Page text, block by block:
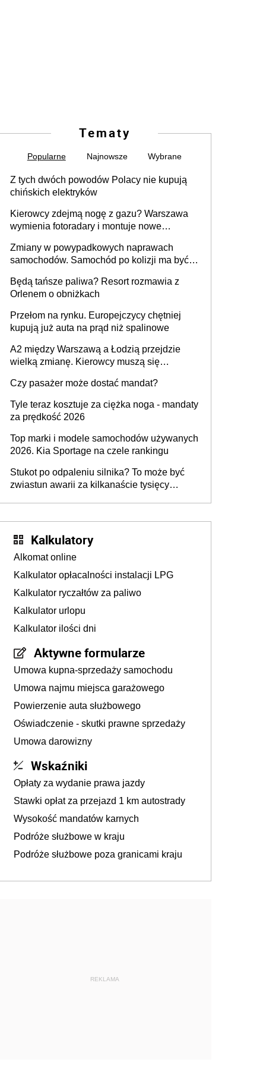
Tematy
Popularne Najnowsze Wybrane
Z tych dwóch powodów Polacy nie kupują
chińskich elektryków
Kierowcy zdejmą nogę z gazu? Warszawa
wymienia fotoradary i montuje nowe
Zmiany w powypadkowych naprawach
samochodów. Samochód po kolizji ma być
technologią producenta
Będą tańsze paliwa? Resort rozmawia z
Orlenem o obniżkach
Przełom na rynku. Europejczycy chętniej
kupują już auta na prąd niż spalinowe
A2 między Warszawą a Łodzią przejdzie
wielką zmianę. Kierowcy muszą się
Czy pasażer może dostać mandat?
Tyle teraz kosztuje za ciężka noga - mandaty
za prędkość 2026
Top marki i modele samochodów używanych
2026. Kia Sportage na czele rankingu
Stukot po odpaleniu silnika? To może być
zwiastun awarii za kilkanaście tysięcy
Kalkulatory
Alkomat online
Kalkulator opłacalności instalacji LPG
Kalkulator ryczałtów za paliwo
Kalkulator urlopu
Kalkulator ilości dni
Aktywne formularze
Umowa kupna-sprzedaży samochodu
Umowa najmu miejsca garażowego
Powierzenie auta służbowego
Oświadczenie - skutki prawne sprzedaży
Umowa darowizny
Wskaźniki
Opłaty za wydanie prawa jazdy
Stawki opłat za przejazd 1 km autostrady
Wysokość mandatów karnych
Podróże służbowe w kraju
Podróże służbowe poza granicami kraju
REKLAMA